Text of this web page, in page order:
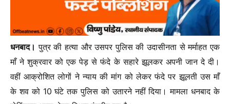
धनबाद। पुत्र की हत्या और उसपर पुलिस की उदासीनता से मर्माहत एक
माँ ने शुक्रवार को एक पेड़ से फंदे के सहारे झूलकर अपनी जान दे दी।
वहीं आक्रोशित लोगों ने न्याय की मांग को लेकर फंदे पर झूलती उस माँ
के शव को 10 घंटे तक पुलिस को उतारने नहीं दिया। मामला धनबाद के